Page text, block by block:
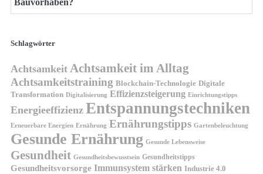
Schlagwörter
Achtsamkeit Achtsamkeit im Alltag
Achtsamkeitstraining Blockchain-Technologie Digitale
Transformation Digitalisierung Effizienzsteigerung Einrichtungstipps
Energieeffizienz Entspannungstechniken
Erneuerbare Energien Ernährung Ernährungstipps Gartenbeleuchtung
Gesunde Ernährung Gesunde Lebensweise
Gesundheit Gesundheitsbewusstsein Gesundheitstipps
Gesundheitsvorsorge Immunsystem stärken Industrie 4.0